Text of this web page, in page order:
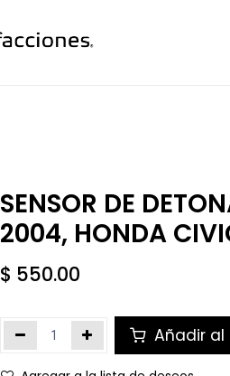
SENSOR DE
2004, HONDA
$ 550.00
Añadir